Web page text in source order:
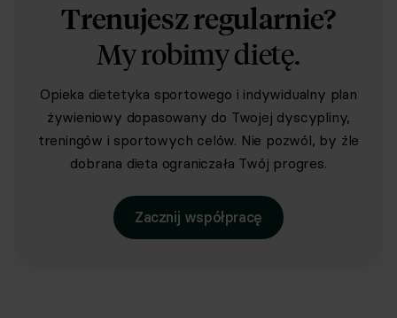
Trenujesz regularnie?
My robimy dietę.
Opieka dietetyka sportowego i indywidualny plan
żywieniowy dopasowany do Twojej dyscypliny,
treningów i sportowych celów. Nie pozwól, by źle
dobrana dieta ograniczała Twój progres.
Zacznij współpracę